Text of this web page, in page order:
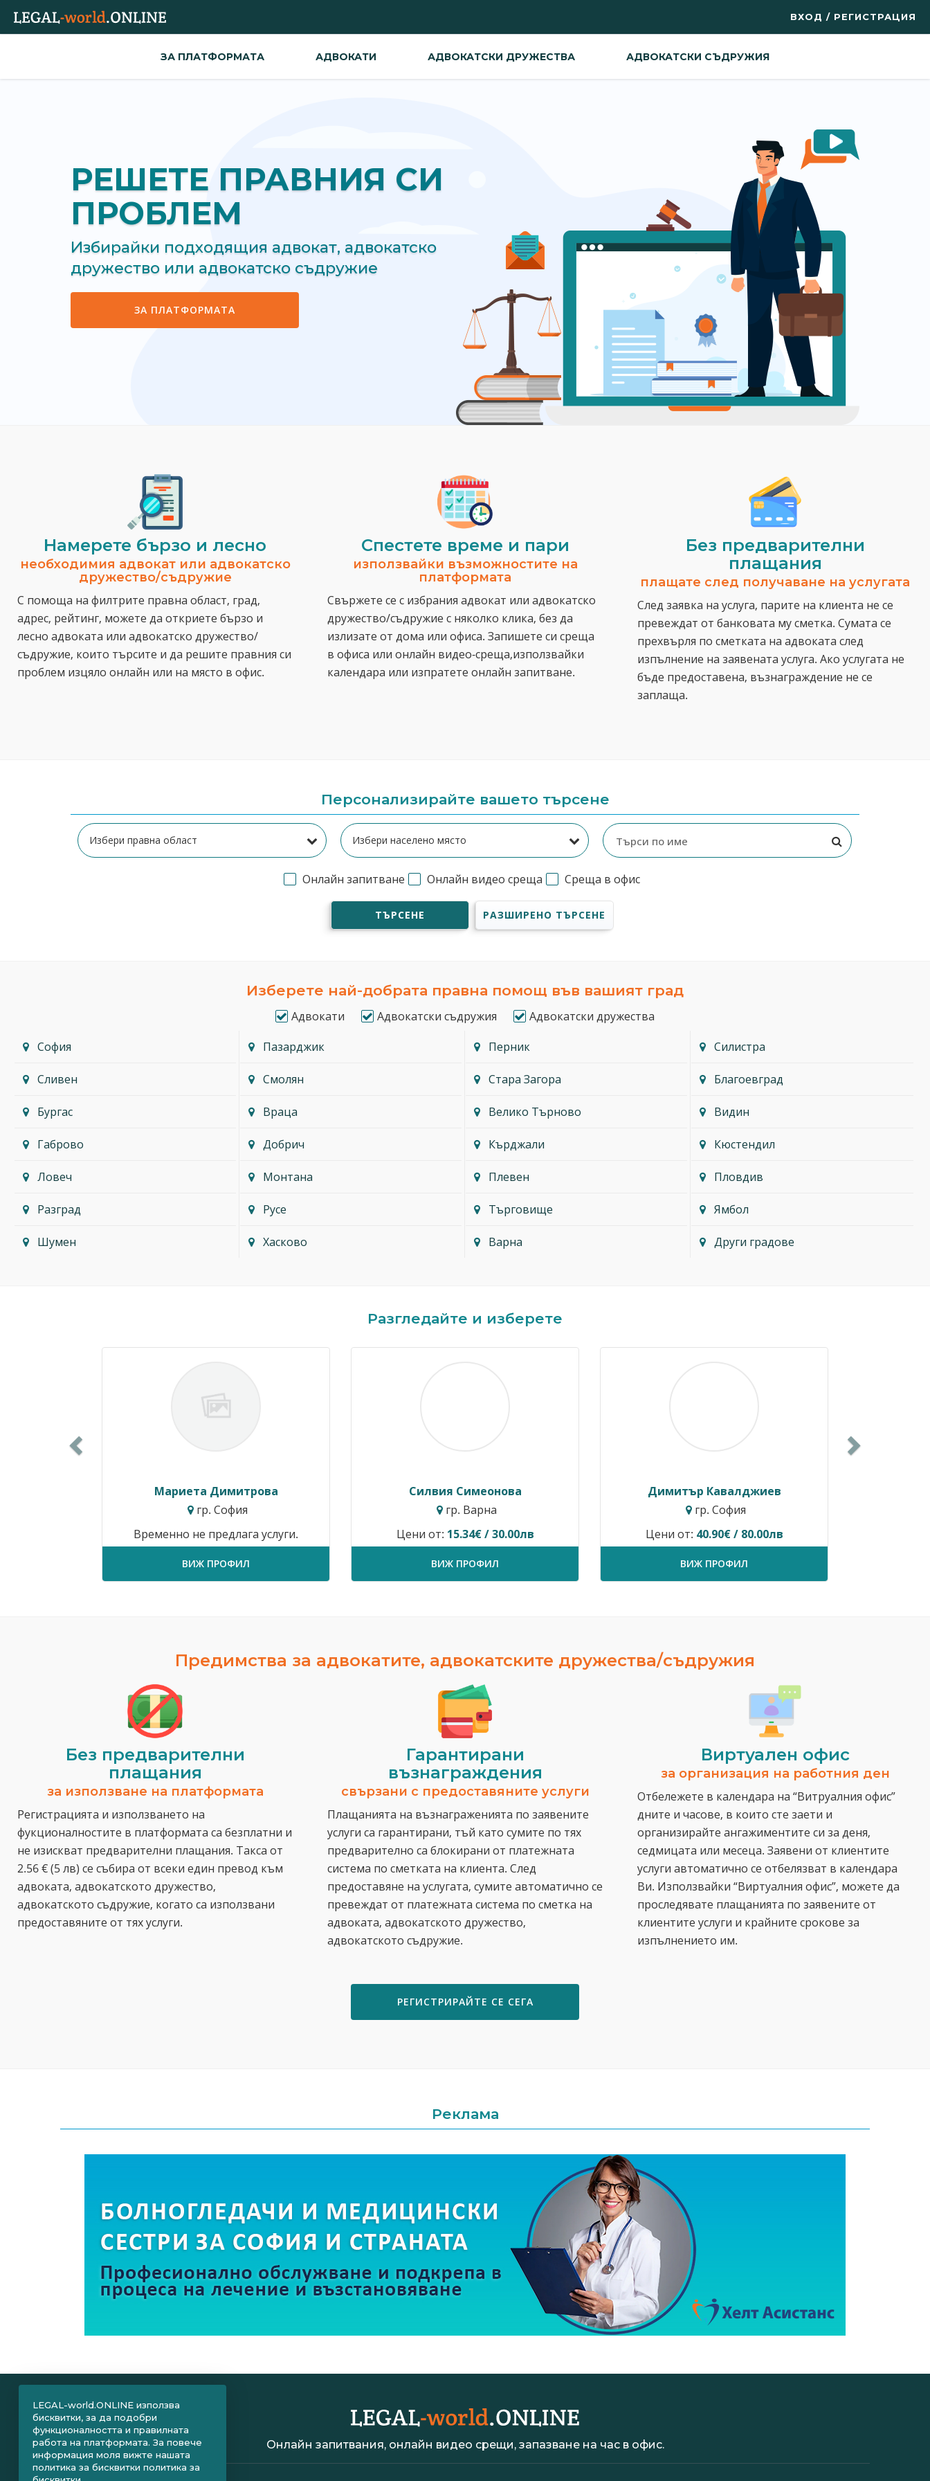
ВХОД / РЕГИСТРАЦИЯ
ЗА ПЛАТФОРМАТА АДВОКАТИ АДВОКАТСКИ ДРУЖЕСТВА АДВОКАТСКИ СЪДРУЖИЯ
РЕШЕТЕ ПРАВНИЯ СИ
ПРОБЛЕМ
Избирайки подходящия адвокат, адвокатско
дружество или адвокатско съдружие
ЗА ПЛАТФОРМАТА
Намерете бързо и лесно
необходимия адвокат или адвокатско
дружество/съдружие
С помоща на филтрите правна област, град,
адрес, рейтинг, можете да откриете бързо и
лесно адвоката или адвокатско дружество/
съдружие, които търсите и да решите правния си
проблем изцяло онлайн или на място в офис.
Спестeте време и пари
използвайки възможностите на
платформата
Свържете се с избрания адвокат или адвокатско
дружество/съдружие с няколко клика, без да
излизате от дома или офиса. Запишете си среща
в офиса или онлайн видео-среща,използвайки
календара или изпратете онлайн запитване.
Без предварителни
плащания
плащате след получаване на услугата
След заявка на услуга, парите на клиента не се
превеждат от банковата му сметка. Сумата се
прехвърля по сметката на адвоката след
изпълнение на заявената услуга. Ако услугата не
бъде предоставена, възнаграждение не се
заплаща.
Персонализирайте вашето търсене
Онлайн запитване Онлайн видео среща Среща в офис
ТЪРСЕНЕ РАЗШИРЕНО ТЪРСЕНЕ
Изберете най-добрата правна помощ във вашият град
Адвокати Адвокатски съдружия
Адвокатски дружества
София
Пазарджик Перник Силистра
Сливен Смолян Стара Загора Благоевград
Бургас Враца Велико Търново Видин
Габрово Добрич Кърджали Кюстендил
Ловеч Монтана Плевен Пловдив
Разград Русе Търговище Ямбол
Шумен Хасково Варна Други градове
Разгледайте и изберете
Силвия Симеонова
15.34€ / 30.00лв
Димитър Кавалджиев
40.90€ / 80.00лв
Ивайло Балкански
Временно не предлага услуги.
Предимства за адвокатите, адвокатските дружества/съдружия
Без предварителни
плащания
за използване на платформата
Регистрацията и използването на
фукционалностите в платформата са безплатни и
не изискват предварителни плащания. Такса от
2.56 € (5 лв) се събира от всеки един превод към
адвоката, адвокатското дружество,
адвокатското съдружие, когато са използвани
предоставяните от тях услуги.
Гарантирани
възнаграждения
свързани с предоставяните услуги
Плащанията на възнаграженията по заявените
услуги са гарантирани, тъй като сумите по тях
предварително са блокирани от платежната
система по сметката на клиента. След
предоставяне на услугата, сумите автоматично се
превеждат от платежната система по сметка на
адвоката, адвокатското дружество,
адвокатското съдружие.
Виртуален офис
за организация на работния ден
Отбележете в календара на “Витруалния офис”
дните и часове, в които сте заети и
организирайте ангажиментите си за деня,
седмицата или месеца. Заявени от клиентите
услуги автоматично се отбелязват в календара
Ви. Използвайки “Виртуалния офис”, можете да
проследявате плащанията по заявените от
клиентите услуги и крайните срокове за
изпълнението им.
РЕГИСТРИРАЙТЕ СЕ СЕГА
Реклама
Онлайн запитвания, онлайн видео срещи, запазване на час в офис.
LEGAL-world.ONLINE използва
бисквитки, за да подобри
функционалността и правилната
работа на платформата. За повече
информация моля вижте нашата
политика за бисквитки политика за